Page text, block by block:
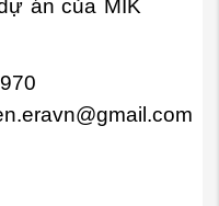
án của MIK